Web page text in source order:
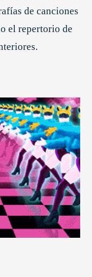
de canciones
el repertorio de